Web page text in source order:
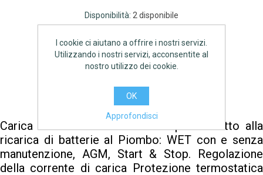
Disponibilità: 2 disponibile
€255,00 IVA inclusa
Carica batterie con avviatore rapido Adatto alla
ricarica di batterie al Piombo: WET con e senza
manutenzione, AGM, Start & Stop. Regolazione
della corrente di carica Protezione termostatica
I cookie ci aiutano a offrire i nostri servizi.
Utilizzando i nostri servizi, acconsentite al
nostro utilizzo dei cookie.
OK
Approfondisci